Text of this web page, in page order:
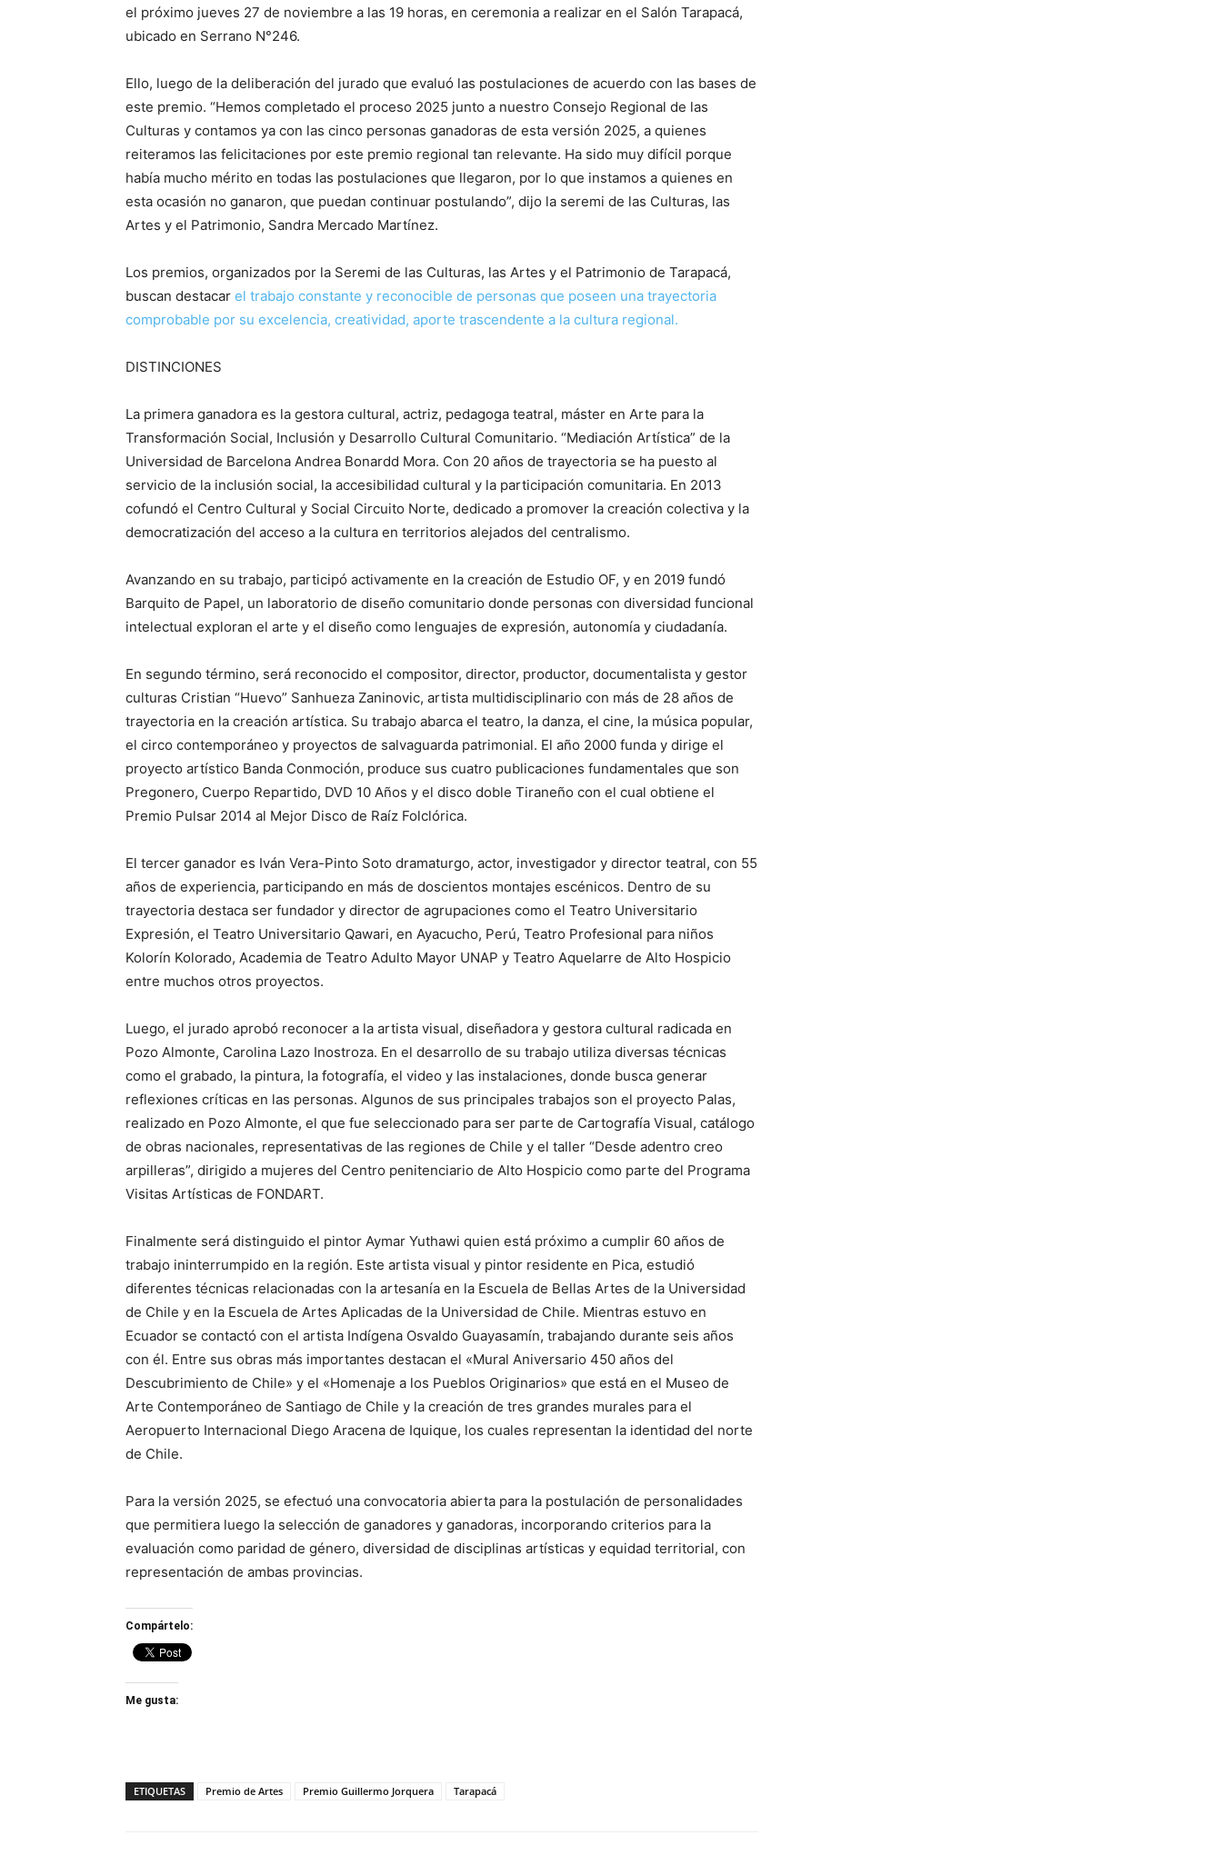
el próximo jueves 27 de noviembre a las 19 horas, en ceremonia a realizar en el Salón Tarapacá,
ubicado en Serrano N°246.
Ello, luego de la deliberación del jurado que evaluó las postulaciones de acuerdo con las bases de
este premio. “Hemos completado el proceso 2025 junto a nuestro Consejo Regional de las
Culturas y contamos ya con las cinco personas ganadoras de esta versión 2025, a quienes
reiteramos las felicitaciones por este premio regional tan relevante. Ha sido muy difícil porque
había mucho mérito en todas las postulaciones que llegaron, por lo que instamos a quienes en
esta ocasión no ganaron, que puedan continuar postulando”, dijo la seremi de las Culturas, las
Artes y el Patrimonio, Sandra Mercado Martínez.
Los premios, organizados por la Seremi de las Culturas, las Artes y el Patrimonio de Tarapacá,
buscan destacar el trabajo constante y reconocible de personas que poseen una trayectoria
comprobable por su excelencia, creatividad, aporte trascendente a la cultura regional.
DISTINCIONES
La primera ganadora es la gestora cultural, actriz, pedagoga teatral, máster en Arte para la
Transformación Social, Inclusión y Desarrollo Cultural Comunitario. “Mediación Artística” de la
Universidad de Barcelona Andrea Bonardd Mora. Con 20 años de trayectoria se ha puesto al
servicio de la inclusión social, la accesibilidad cultural y la participación comunitaria. En 2013
cofundó el Centro Cultural y Social Circuito Norte, dedicado a promover la creación colectiva y la
democratización del acceso a la cultura en territorios alejados del centralismo.
Avanzando en su trabajo, participó activamente en la creación de Estudio OF, y en 2019 fundó
Barquito de Papel, un laboratorio de diseño comunitario donde personas con diversidad funcional
intelectual exploran el arte y el diseño como lenguajes de expresión, autonomía y ciudadanía.
En segundo término, será reconocido el compositor, director, productor, documentalista y gestor
culturas Cristian “Huevo” Sanhueza Zaninovic, artista multidisciplinario con más de 28 años de
trayectoria en la creación artística. Su trabajo abarca el teatro, la danza, el cine, la música popular,
el circo contemporáneo y proyectos de salvaguarda patrimonial. El año 2000 funda y dirige el
proyecto artístico Banda Conmoción, produce sus cuatro publicaciones fundamentales que son
Pregonero, Cuerpo Repartido, DVD 10 Años y el disco doble Tiraneño con el cual obtiene el
Premio Pulsar 2014 al Mejor Disco de Raíz Folclórica.
El tercer ganador es Iván Vera-Pinto Soto dramaturgo, actor, investigador y director teatral, con 55
años de experiencia, participando en más de doscientos montajes escénicos. Dentro de su
trayectoria destaca ser fundador y director de agrupaciones como el Teatro Universitario
Expresión, el Teatro Universitario Qawari, en Ayacucho, Perú, Teatro Profesional para niños
Kolorín Kolorado, Academia de Teatro Adulto Mayor UNAP y Teatro Aquelarre de Alto Hospicio
entre muchos otros proyectos.
Luego, el jurado aprobó reconocer a la artista visual, diseñadora y gestora cultural radicada en
Pozo Almonte, Carolina Lazo Inostroza. En el desarrollo de su trabajo utiliza diversas técnicas
como el grabado, la pintura, la fotografía, el video y las instalaciones, donde busca generar
reflexiones críticas en las personas. Algunos de sus principales trabajos son el proyecto Palas,
realizado en Pozo Almonte, el que fue seleccionado para ser parte de Cartografía Visual, catálogo
de obras nacionales, representativas de las regiones de Chile y el taller “Desde adentro creo
arpilleras”, dirigido a mujeres del Centro penitenciario de Alto Hospicio como parte del Programa
Visitas Artísticas de FONDART.
Finalmente será distinguido el pintor Aymar Yuthawi quien está próximo a cumplir 60 años de
trabajo ininterrumpido en la región. Este artista visual y pintor residente en Pica, estudió
diferentes técnicas relacionadas con la artesanía en la Escuela de Bellas Artes de la Universidad
de Chile y en la Escuela de Artes Aplicadas de la Universidad de Chile. Mientras estuvo en
Ecuador se contactó con el artista Indígena Osvaldo Guayasamín, trabajando durante seis años
con él. Entre sus obras más importantes destacan el «Mural Aniversario 450 años del
Descubrimiento de Chile» y el «Homenaje a los Pueblos Originarios» que está en el Museo de
Arte Contemporáneo de Santiago de Chile y la creación de tres grandes murales para el
Aeropuerto Internacional Diego Aracena de Iquique, los cuales representan la identidad del norte
de Chile.
Para la versión 2025, se efectuó una convocatoria abierta para la postulación de personalidades
que permitiera luego la selección de ganadores y ganadoras, incorporando criterios para la
evaluación como paridad de género, diversidad de disciplinas artísticas y equidad territorial, con
representación de ambas provincias.
Compártelo:
Me gusta:
ETIQUETAS Premio de Artes Premio Guillermo Jorquera Tarapacá